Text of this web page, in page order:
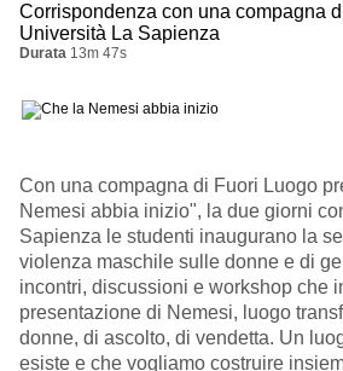
Corrispondenza con una compagna
Università La Sapienza
Durata 13m 47s
Con una compagna di Fuori Luogo
Nemesi abbia inizio", la due giorni
Sapienza le studenti inaugurano la
violenza maschile sulle donne e di
incontri, discussioni e workshop che
presentazione di Nemesi, luogo
donne, di ascolto, di vendetta. Un
esiste e che vogliamo costruire